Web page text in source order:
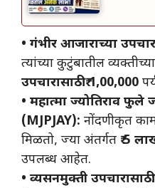
• गंभीर आजाराच्या
त्यांच्या कुटुंबातील व्यक्तीच्या
उपचारासाठी ₹ 1,00,000
• महात्मा ज्योतिराव
(MJPJAY): नोंदणीकृत
मिळतो, ज्या अंतर्गत ₹ 5
उपलब्ध आहेत.
• व्यसनमुक्ती उपचारासाठी: